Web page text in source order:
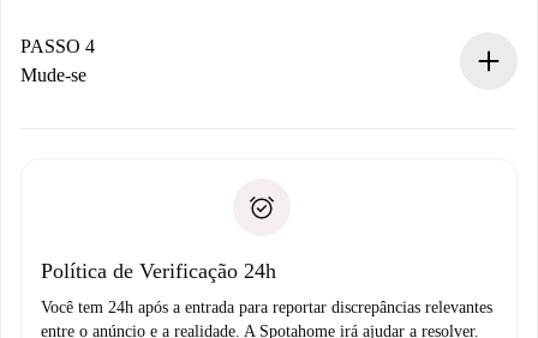
proprietário.
Se recusada: não cobraremos nada e ofereceremos
Débito direto bancário
PASSO 4
Mude-se
não comunicar nenhum problema.
Política de Verificação 24h
Você tem 24h após a entrada para reportar discrepâncias relevantes
entre o anúncio e a realidade. A Spotahome irá ajudar a resolver.